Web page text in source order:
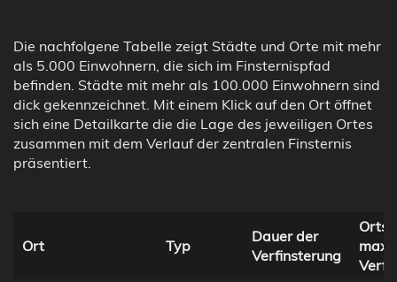
Die nachfolgene Tabelle zeigt Städte und Orte mit mehr
als 5.000 Einwohnern, die sich im Finsternispfad
befinden. Städte mit mehr als 100.000 Einwohnern sind
dick gekennzeichnet. Mit einem Klick auf den Ort öffnet
sich eine Detailkarte die die Lage des jeweiligen Ortes
zusammen mit dem Verlauf der zentralen Finsternis
präsentiert.
Ort Typ
Dauer der
Verfinsterung